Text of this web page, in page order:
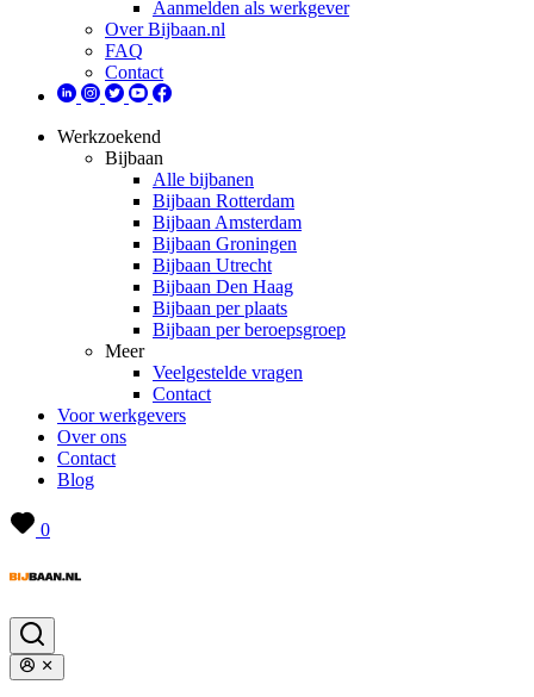
Aanmelden als werkgever
Over Bijbaan.nl
FAQ
Contact
Werkzoekend
Bijbaan
Alle bijbanen
Bijbaan Rotterdam
Bijbaan Amsterdam
Bijbaan Groningen
Bijbaan Utrecht
Bijbaan Den Haag
Bijbaan per plaats
Bijbaan per beroepsgroep
Meer
Veelgestelde vragen
Contact
Voor werkgevers
Over ons
Contact
Blog
0